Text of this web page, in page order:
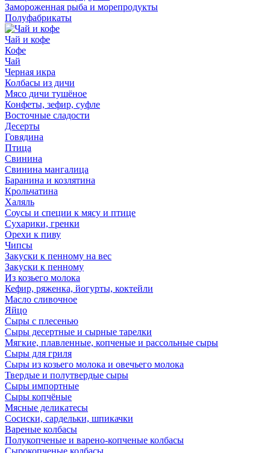
Замороженная рыба и морепродукты
Полуфабрикаты
Чай и кофе
Кофе
Чай
Черная икра
Колбасы из дичи
Мясо дичи тушёное
Конфеты, зефир, суфле
Восточные сладости
Десерты
Говядина
Птица
Свинина
Свинина мангалица
Баранина и козлятина
Крольчатина
Халяль
Соусы и специи к мясу и птице
Сухарики, гренки
Орехи к пиву
Чипсы
Закуски к пенному на вес
Закуски к пенному
Из козьего молока
Кефир, ряженка, йогурты, коктейли
Масло сливочное
Яйцо
Сыры с плесенью
Сыры десертные и сырные тарелки
Мягкие, плавленные, копченые и рассольные сыры
Сыры для гриля
Сыры из козьего молока и овечьего молока
Твердые и полутвердые сыры
Сыры импортные
Сыры копчёные
Мясные деликатесы
Сосиски, сардельки, шпикачки
Вареные колбасы
Полукопченые и варено-копченые колбасы
Сырокопченые колбасы